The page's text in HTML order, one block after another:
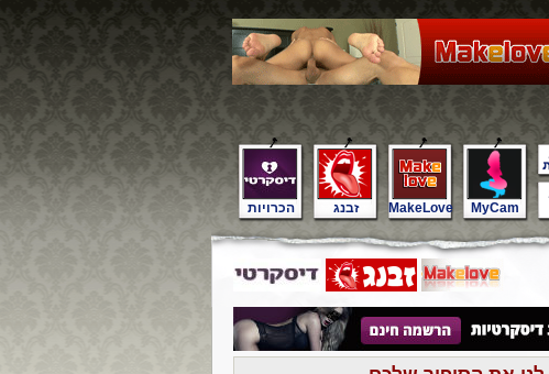
הכרויות זבנג MakeLove MyCam